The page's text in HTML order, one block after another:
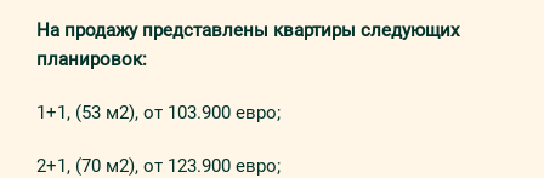
На продажу представлены квартиры следующих
планировок:
1+1, (53 м2), от 103.900 евро;
2+1, (70 м2), от 123.900 евро;